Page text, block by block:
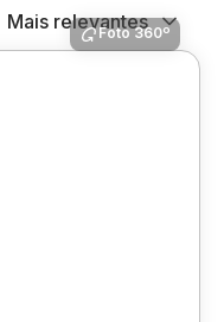
Mais relevantes
Foto 360º